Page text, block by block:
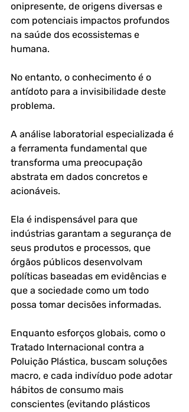
onipresente, de origens diversas e
com potenciais impactos profundos
na saúde dos ecossistemas e
humana.
No entanto, o conhecimento é o
antídoto para a invisibilidade deste
problema.
A análise laboratorial especializada é
a ferramenta fundamental que
transforma uma preocupação
abstrata em dados concretos e
acionáveis.
Ela é indispensável para que
indústrias garantam a segurança de
seus produtos e processos, que
órgãos públicos desenvolvam
políticas baseadas em evidências e
que a sociedade como um todo
possa tomar decisões informadas.
Enquanto esforços globais, como o
Tratado Internacional contra a
Poluição Plástica, buscam soluções
macro, e cada indivíduo pode adotar
hábitos de consumo mais
conscientes (evitando plásticos